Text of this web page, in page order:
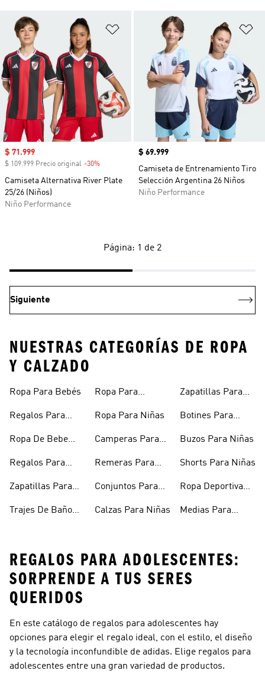
Añadir a la lista de deseos
Precio de venta
$ 71.999
$ 109.999 Precio original -30%
Camiseta Alternativa River Plate
25/26 (Niños)
Niño Performance
Precio
$ 69.999
Camiseta de Entrenamiento Tiro
Selección Argentina 26 Niños
Niño Performance
Página: 1 de 2
Siguiente
NUESTRAS CATEGORÍAS DE ROPA
Y CALZADO
Ropa Para Bebés
Regalos Para
Ropa De Bebe
Regalos Para
Zapatillas Para
Trajes De Baño
Ropa Para
Ropa Para Niñas
Camperas Para
Remeras Para
Conjuntos Para
Calzas Para Niñas
Zapatillas Para
Botines Para
Buzos Para Niñas
Shorts Para Niñas
Ropa Deportiva
Medias Para
REGALOS PARA ADOLESCENTES:
SORPRENDE A TUS SERES
QUERIDOS
En este catálogo de regalos para adolescentes hay
opciones para elegir el regalo ideal, con el estilo, el diseño
y la tecnología inconfundible de adidas. Elige regalos para
adolescentes entre una gran variedad de productos.